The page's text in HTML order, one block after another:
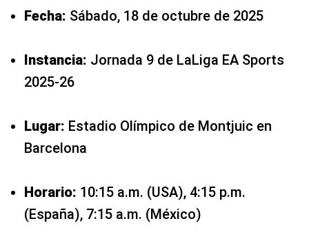
Fecha: Sábado, 18 de octubre de 2025
Instancia: Jornada 9 de LaLiga EA Sports
2025-26
Lugar: Estadio Olímpico de Montjuic en
Barcelona
Horario: 10:15 a.m. (USA), 4:15 p.m.
(España), 7:15 a.m. (México)